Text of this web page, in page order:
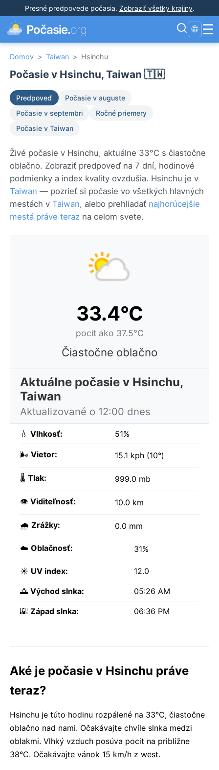
Presné predpovede počasia. Zobraziť všetky krajiny.
Počasie.org 🌐 ☰
Domov > Taiwan > Hsinchu
Počasie v Hsinchu, Taiwan 🇹🇼
Predpoveď
Počasie v auguste
Počasie v septembri
Ročné priemery
Počasie v Taiwan
Živé počasie v Hsinchu, aktuálne 33°C s čiastočne
oblačno. Zobraziť predpoveď na 7 dní, hodinové
podmienky a index kvality ovzdušia. Hsinchu je v
Taiwan — pozrieť si počasie vo všetkých hlavných
mestách v Taiwan, alebo prehliadať najhorúcejšie
mestá práve teraz na celom svete.
33.4°C
pocit ako 37.5°C
Čiastočne oblačno
Aktuálne počasie v Hsinchu,
Taiwan
Aktualizované o 12:00 dnes
💧 Vlhkosť: 51%
🌬️ Vietor: 15.1 kph (10°)
🌡️ Tlak: 999.0 mb
👁️ Viditeľnosť: 10.0 km
🌧️ Zrážky: 0.0 mm
☁️ Oblačnosť: 31%
☀️ UV index: 12.0
🌅 Východ slnka: 05:26 AM
🌇 Západ slnka: 06:36 PM
Aké je počasie v Hsinchu práve
teraz?
Hsinchu je túto hodinu rozpálené na 33°C, čiastočne
oblačno nad nami. Očakávajte chvíle slnka medzi
oblakmi. Vlhký vzduch posúva pocit na približne
38°C. Očakávajte vánok 15 km/h z west.